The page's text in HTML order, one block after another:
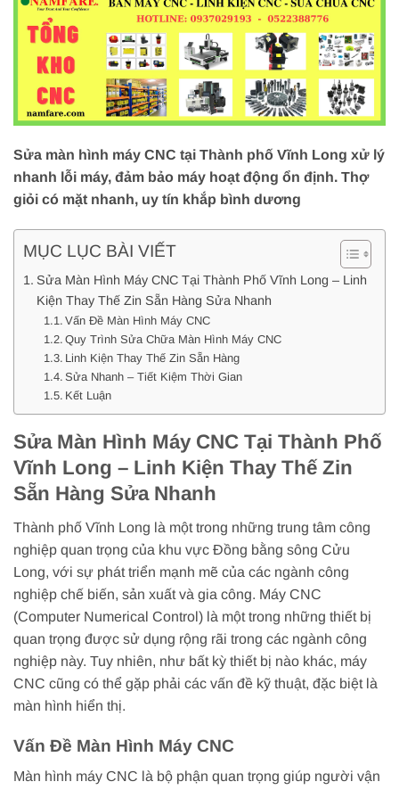
Sửa màn hình máy CNC tại Thành phố Vĩnh Long xử lý
nhanh lỗi máy, đảm bảo máy hoạt động ổn định. Thợ
giỏi có mặt nhanh, uy tín khắp bình dương
MỤC LỤC BÀI VIẾT
Sửa Màn Hình Máy CNC Tại Thành Phố Vĩnh Long – Linh
Kiện Thay Thế Zin Sẵn Hàng Sửa Nhanh
Vấn Đề Màn Hình Máy CNC
Quy Trình Sửa Chữa Màn Hình Máy CNC
Linh Kiện Thay Thế Zin Sẵn Hàng
Sửa Nhanh – Tiết Kiệm Thời Gian
Kết Luận
Sửa Màn Hình Máy CNC Tại Thành Phố
Vĩnh Long – Linh Kiện Thay Thế Zin
Sẵn Hàng Sửa Nhanh
Thành phố Vĩnh Long là một trong những trung tâm công
nghiệp quan trọng của khu vực Đồng bằng sông Cửu
Long, với sự phát triển mạnh mẽ của các ngành công
nghiệp chế biến, sản xuất và gia công. Máy CNC
(Computer Numerical Control) là một trong những thiết bị
quan trọng được sử dụng rộng rãi trong các ngành công
nghiệp này. Tuy nhiên, như bất kỳ thiết bị nào khác, máy
CNC cũng có thể gặp phải các vấn đề kỹ thuật, đặc biệt là
màn hình hiển thị.
Vấn Đề Màn Hình Máy CNC
Màn hình máy CNC là bộ phận quan trọng giúp người vận